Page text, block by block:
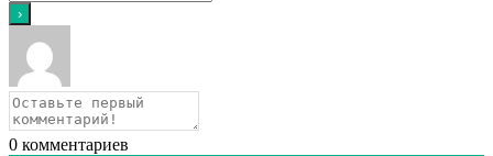
0 комментариев